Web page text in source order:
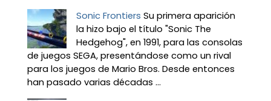
Sonic Frontiers Su primera aparición
la hizo bajo el título "Sonic The
Hedgehog", en 1991, para las consolas
de juegos SEGA, presentándose como un rival
para los juegos de Mario Bros. Desde entonces
han pasado varias décadas ...